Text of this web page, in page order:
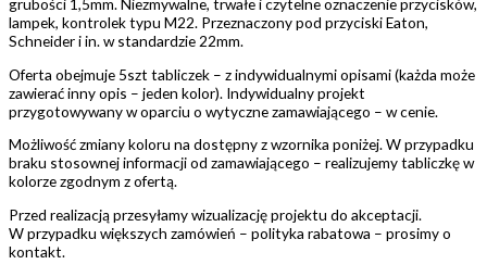
grubości 1,5mm. Niezmywalne, trwałe i czytelne oznaczenie przycisków,
lampek, kontrolek typu M22. Przeznaczony pod przyciski Eaton,
Schneider i in. w standardzie 22mm.
Oferta obejmuje 5szt tabliczek – z indywidualnymi opisami (każda może
zawierać inny opis – jeden kolor). Indywidualny projekt
przygotowywany w oparciu o wytyczne zamawiającego – w cenie.
Możliwość zmiany koloru na dostępny z wzornika poniżej. W przypadku
braku stosownej informacji od zamawiającego – realizujemy tabliczkę w
kolorze zgodnym z ofertą.
Przed realizacją przesyłamy wizualizację projektu do akceptacji.
W przypadku większych zamówień – polityka rabatowa – prosimy o
kontakt.